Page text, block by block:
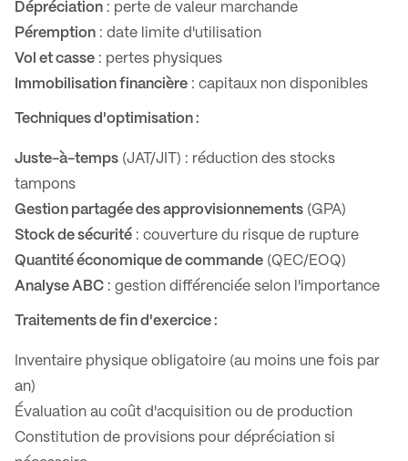
Dépréciation : perte de valeur marchande
Péremption : date limite d'utilisation
Vol et casse : pertes physiques
Immobilisation financière : capitaux non disponibles
Techniques d'optimisation :
Juste-à-temps (JAT/JIT) : réduction des stocks
tampons
Gestion partagée des approvisionnements (GPA)
Stock de sécurité : couverture du risque de rupture
Quantité économique de commande (QEC/EOQ)
Analyse ABC : gestion différenciée selon l'importance
Traitements de fin d'exercice :
Inventaire physique obligatoire (au moins une fois par
an)
Évaluation au coût d'acquisition ou de production
Constitution de provisions pour dépréciation si